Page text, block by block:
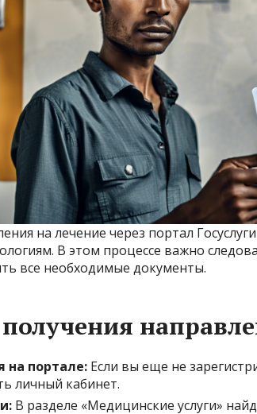
на лечение через портал
В этом процессе важно
все необходимые документы.
на портале: Если вы еще не
личный кабинет.
В разделе «Медицинские услуги»